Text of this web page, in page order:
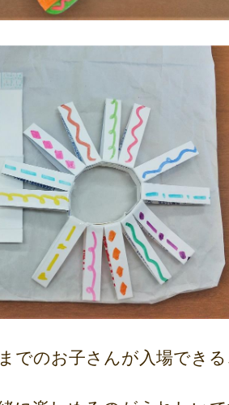
でのお子さんが入場でき